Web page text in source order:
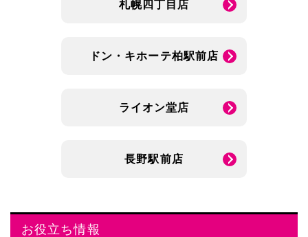
札幌四丁目店
ドン・キホーテ柏駅前店
ライオン堂店
長野駅前店
お役立ち情報